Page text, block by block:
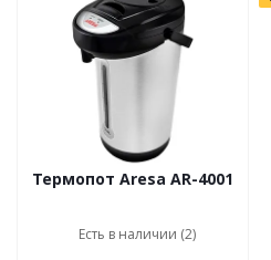
Термопот Aresa AR-4001
Есть в наличии (2)